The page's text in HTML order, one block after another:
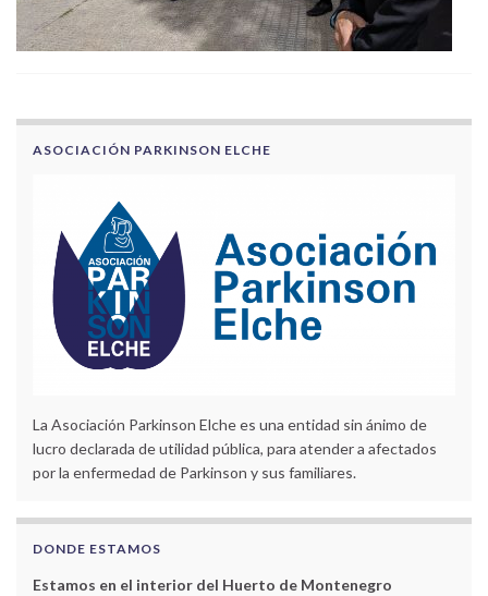
ASOCIACIÓN PARKINSON ELCHE
La Asociación Parkinson Elche es una entidad sin ánimo de
lucro declarada de utilidad pública, para atender a afectados
por la enfermedad de Parkinson y sus familiares.
DONDE ESTAMOS
Estamos en el interior del Huerto de Montenegro